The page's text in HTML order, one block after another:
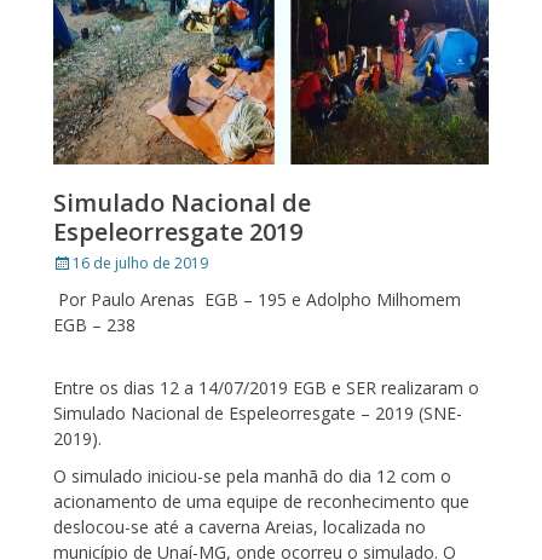
Simulado Nacional de
Espeleorresgate 2019
Posted
16 de julho de 2019
Por Paulo Arenas EGB – 195 e Adolpho Milhomem
EGB – 238
Entre os dias 12 a 14/07/2019 EGB e SER realizaram o
Simulado Nacional de Espeleorresgate – 2019 (SNE-
2019).
O simulado iniciou-se pela manhã do dia 12 com o
acionamento de uma equipe de reconhecimento que
deslocou-se até a caverna Areias, localizada no
município de Unaí-MG, onde ocorreu o simulado. O